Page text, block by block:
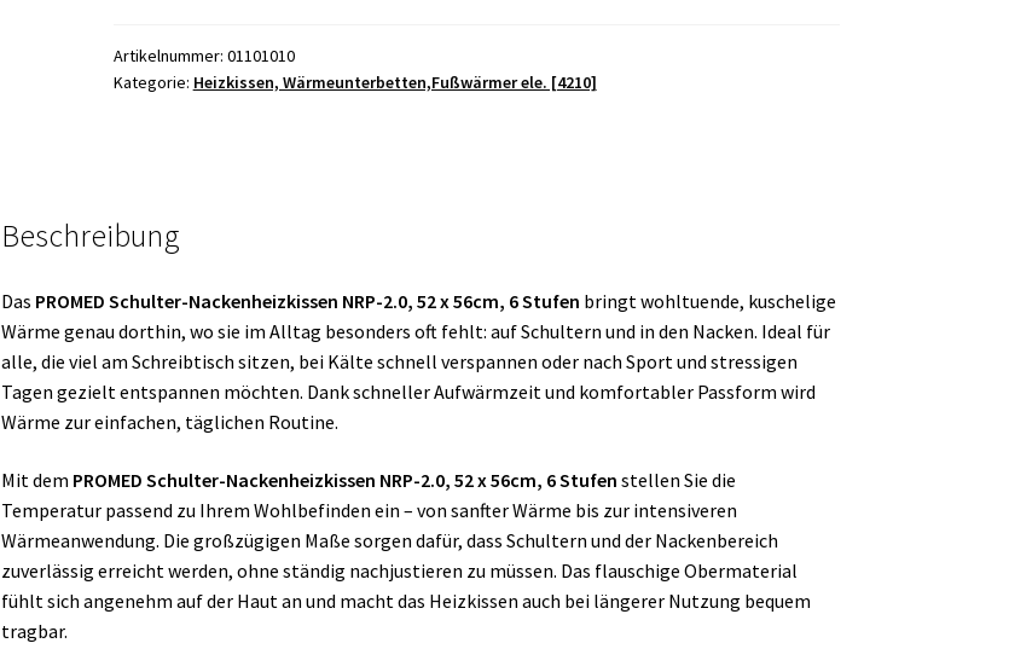
52
x
Artikelnummer: 01101010
Kategorie: Heizkissen, Wärmeunterbetten,Fußwärmer ele. [4210]
Beschreibung
Das PROMED Schulter-Nackenheizkissen NRP-2.0, 52 x 56cm, 6 Stufen bringt wohltuende, kuschelige
Wärme genau dorthin, wo sie im Alltag besonders oft fehlt: auf Schultern und in den Nacken. Ideal für
alle, die viel am Schreibtisch sitzen, bei Kälte schnell verspannen oder nach Sport und stressigen
Tagen gezielt entspannen möchten. Dank schneller Aufwärmzeit und komfortabler Passform wird
Wärme zur einfachen, täglichen Routine.
Mit dem PROMED Schulter-Nackenheizkissen NRP-2.0, 52 x 56cm, 6 Stufen stellen Sie die
Temperatur passend zu Ihrem Wohlbefinden ein – von sanfter Wärme bis zur intensiveren
Wärmeanwendung. Die großzügigen Maße sorgen dafür, dass Schultern und der Nackenbereich
zuverlässig erreicht werden, ohne ständig nachjustieren zu müssen. Das flauschige Obermaterial
fühlt sich angenehm auf der Haut an und macht das Heizkissen auch bei längerer Nutzung bequem
tragbar.